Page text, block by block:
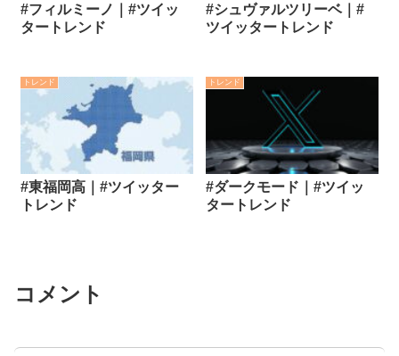
#フィルミーノ｜#ツイッ
タートレンド
#シュヴァルツリーベ｜#
ツイッタートレンド
トレンド
#東福岡高｜#ツイッター
トレンド
トレンド
#ダークモード｜#ツイッ
タートレンド
コメント